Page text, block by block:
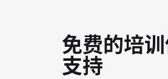
免费的培
支持